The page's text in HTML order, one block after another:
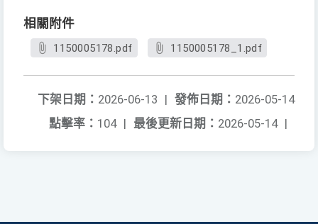
相關附件
1150005178.pdf 1150005178_1.pdf
發佈日期： 2026-05-14
下架日期： 2026-06-13 |
最後更新日期： 2026-05-14 |
點擊率： 104 |